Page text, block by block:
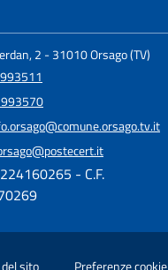
2 - 31010 Orsago (TV)
- C.F.